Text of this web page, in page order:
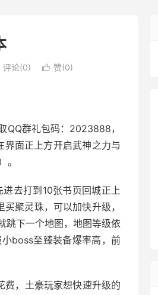
评论(0)  赞(0)
QQ群礼包码：2023888，
面正上方开启武神之力与
去打到10张书页回城正上
聚灵珠，可以加快升级，
跳下一个地图，地图等级依
boss至臻装备爆率高，前
费，土豪玩家想快速升级的